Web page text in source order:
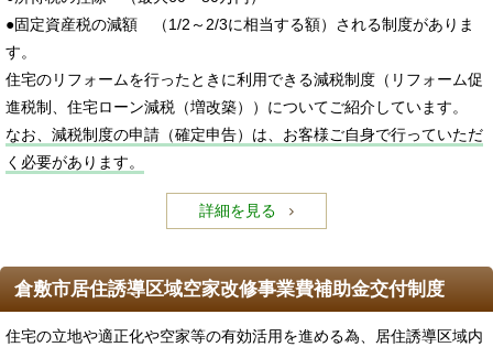
●固定資産税の減額 （1/2～2/3に相当する額）される制度がありま
す。
住宅のリフォームを行ったときに利用できる減税制度（リフォーム促
進税制、住宅ローン減税（増改築））についてご紹介しています。
なお、減税制度の申請（確定申告）は、お客様ご自身で行っていただ
く必要があります。
詳細を見る
倉敷市居住誘導区域空家改修事業費補助金交付制度
住宅の立地や適正化や空家等の有効活用を進める為、居住誘導区域内